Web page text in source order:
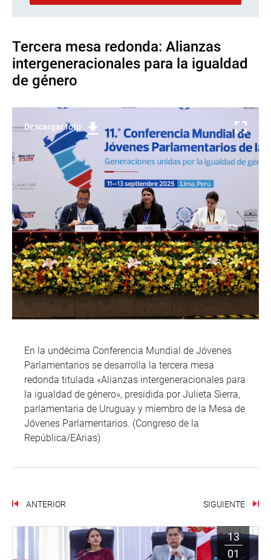
Tercera mesa redonda: Alianzas
intergeneracionales para la igualdad
de género
Descargar foto
En la undécima Conferencia Mundial de Jóvenes
Parlamentarios se desarrolla la tercera mesa
redonda titulada «Alianzas intergeneracionales para
la igualdad de género», presidida por Julieta Sierra,
parlamentaria de Uruguay y miembro de la Mesa de
Jóvenes Parlamentarios. (Congreso de la
República/EArias)
ANTERIOR SIGUIENTE
13
01